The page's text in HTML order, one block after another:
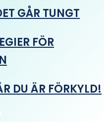
GÅR TUNGT
FÖR
DU ÄR FÖRKYLD!